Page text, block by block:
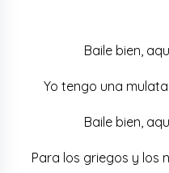
Baile bien,
Yo tengo una
Baile bien,
Para los griegos y los